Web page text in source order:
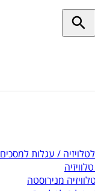
/ עגלות למסכים
מנירוסטה